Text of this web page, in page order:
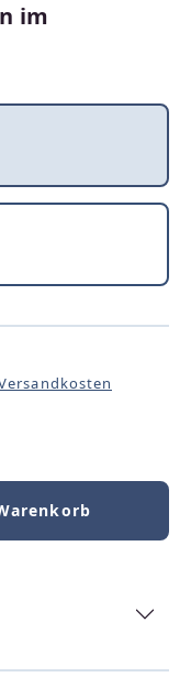
im